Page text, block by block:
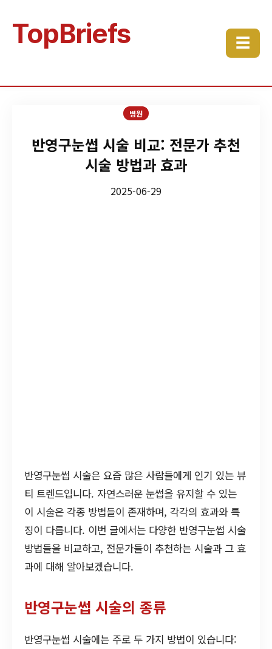
TopBriefs ☰
병원
반영구눈썹 시술 비교: 전문가 추천
시술 방법과 효과
2025-06-29
반영구눈썹 시술은 요즘 많은 사람들에게 인기 있는 뷰
티 트렌드입니다. 자연스러운 눈썹을 유지할 수 있는
이 시술은 각종 방법들이 존재하며, 각각의 효과와 특
징이 다릅니다. 이번 글에서는 다양한 반영구눈썹 시술
방법들을 비교하고, 전문가들이 추천하는 시술과 그 효
과에 대해 알아보겠습니다.
반영구눈썹 시술의 종류
반영구눈썹 시술에는 주로 두 가지 방법이 있습니다: